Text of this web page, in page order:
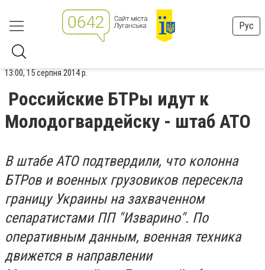
Рус
13:00, 15 серпня 2014 р.
Российские БТРы идут к
Молодогвардейску - штаб АТО
В штабе АТО подтвердили, что колонна
БТРов и военных грузовиков пересекла
границу Украины на захваченном
сепаратистами ПП "Изварино". По
оперативным данным, военная техника
движется в направлении